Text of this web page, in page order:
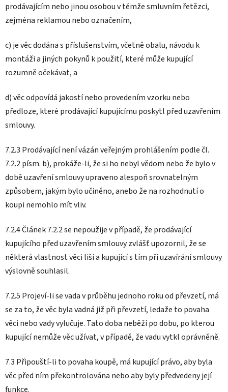
prodávajícím nebo jinou osobou v témže smluvním řetězci,
zejména reklamou nebo označením,
c) je věc dodána s příslušenstvím, včetně obalu, návodu k
montáži a jiných pokynů k použití, které může kupující
rozumně očekávat, a
d) věc odpovídá jakostí nebo provedením vzorku nebo
předloze, které prodávající kupujícímu poskytl před uzavřením
smlouvy.
7.2.3 Prodávající není vázán veřejným prohlášením podle čl.
7.2.2 písm. b), prokáže-li, že si ho nebyl vědom nebo že bylo v
době uzavření smlouvy upraveno alespoň srovnatelným
způsobem, jakým bylo učiněno, anebo že na rozhodnutí o
koupi nemohlo mít vliv.
7.2.4 Článek 7.2.2 se nepoužije v případě, že prodávající
kupujícího před uzavřením smlouvy zvlášť upozornil, že se
některá vlastnost věci liší a kupující s tím při uzavírání smlouvy
výslovně souhlasil.
7.2.5 Projeví-li se vada v průběhu jednoho roku od převzetí, má
se za to, že věc byla vadná již při převzetí, ledaže to povaha
věci nebo vady vylučuje. Tato doba neběží po dobu, po kterou
kupující nemůže věc užívat, v případě, že vadu vytkl oprávněně.
7.3 Připouští-li to povaha koupě, má kupující právo, aby byla
věc před ním překontrolována nebo aby byly předvedeny její
funkce.